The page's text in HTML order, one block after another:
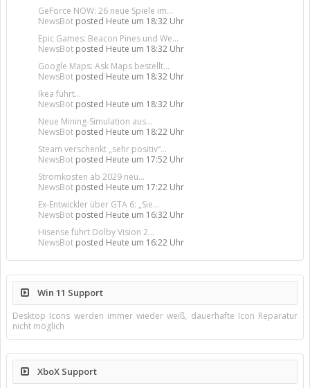
GeForce NOW: 26 neue Spiele im...
NewsBot posted Heute um 18:32 Uhr
Epic Games: Beacon Pines und We...
NewsBot posted Heute um 18:32 Uhr
Google Maps: Ask Maps bestellt...
NewsBot posted Heute um 18:32 Uhr
Ikea führt...
NewsBot posted Heute um 18:32 Uhr
Neue Mining-Simulation aus...
NewsBot posted Heute um 18:22 Uhr
Steam verschenkt „sehr positiv“...
NewsBot posted Heute um 17:52 Uhr
Stromkosten ab 2029 neu...
NewsBot posted Heute um 17:22 Uhr
Ex-Entwickler über GTA 6: „Sie...
NewsBot posted Heute um 16:32 Uhr
Hisense führt Dolby Vision 2...
NewsBot posted Heute um 16:22 Uhr
Win 11 Support
Desktop Icons werden immer wieder weiß, dauerhafte Icon Reparatur
nicht möglich
XboX Support